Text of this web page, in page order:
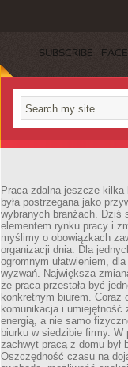
SUBSCRIBE
Praca zdalna jeszcze
była postrzegana jako
wybranych branżach. Dziś
elementem rynku pracy i
myślimy o obowiązkach
organizacji dnia. Dla
ogromnym ułatwieniem,
wyzwań. Największa
że praca przestała być
konkretnym biurem.
komunikacja i umiejętność
energią, a nie samo
biurku w siedzibie firmy. W
zachwyt pracą z domu był
Oszczędność czasu na